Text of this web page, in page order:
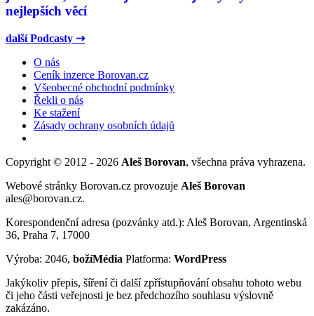
nejlepších věcí
další Podcasty ⇢
O nás
Ceník inzerce Borovan.cz
Všeobecné obchodní podmínky
Řekli o nás
Ke stažení
Zásady ochrany osobních údajů
Copyright © 2012 - 2026 Aleš Borovan, všechna práva vyhrazena.
Webové stránky Borovan.cz provozuje Aleš Borovan
ales@borovan.cz.
Korespondenční adresa (pozvánky atd.): Aleš Borovan, Argentinská
36, Praha 7, 17000
Výroba: 2046, božíMédia Platforma: WordPress
Jakýkoliv přepis, šíření či další zpřístupňování obsahu tohoto webu
či jeho části veřejnosti je bez předchozího souhlasu výslovně
zakázáno.